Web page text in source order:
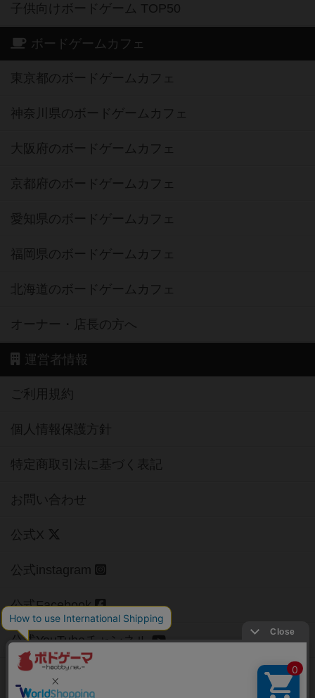
子供向けボードゲーム TOP50
ボードゲームカフェ
東京都のボードゲームカフェ
神奈川県のボードゲームカフェ
大阪府のボードゲームカフェ
京都府のボードゲームカフェ
愛知県のボードゲームカフェ
福岡県のボードゲームカフェ
北海道のボードゲームカフェ
オーナー・店長の方へ
運営者情報
ご利用規約
個人情報保護方針
特定商取引法に基づく表記
お問い合わせ
公式X
公式instagram
公式Facebook
公式YouTubeチャンネル